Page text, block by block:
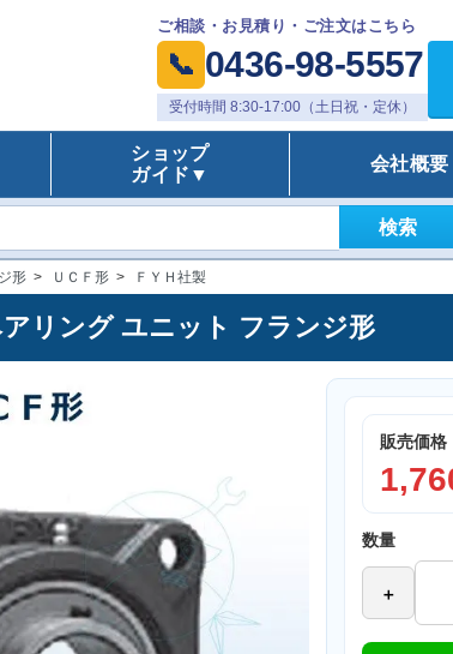
ご相談・お見積り・ご注文はこちら
📞 0436-98-5557
受付時間 8:30-17:00（土日祝・定休）
ショップ
ガイド▼
会社概要
検索
形 > ＵＣＦ形 > ＦＹＨ社製
リング ユニット フランジ形
販売価格
数量
＋